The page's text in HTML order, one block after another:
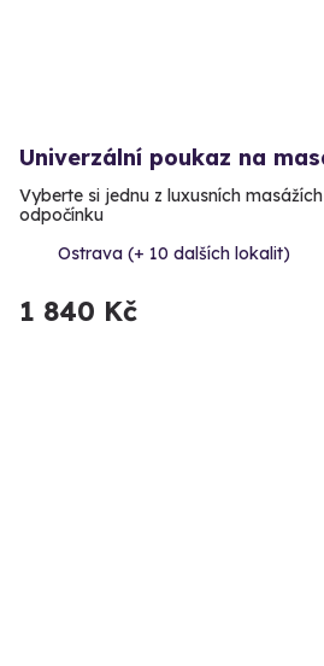
Univerzální poukaz na
Vyberte si jednu z luxusních
odpočínku
Ostrava (+ 10 dalších lokalit)
1 840 Kč